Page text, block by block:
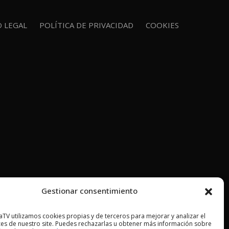
Gestionar consentimiento
utilizamos cookies propias y de terceros para mejorar y analizar el
de nuestro site. Puedes rechazarlas u obtener más información sobre
LEGAL POLÍTICA DE PRIVACIDAD COOKIES